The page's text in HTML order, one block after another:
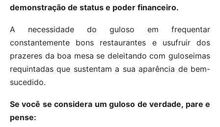
demonstração de status e poder financeiro.
A necessidade do guloso em frequentar
constantemente bons restaurantes e usufruir dos
prazeres da boa mesa se deleitando com guloseimas
requintadas que sustentam a sua aparência de bem-
sucedido.
Se você se considera um guloso de verdade, pare e
pense: